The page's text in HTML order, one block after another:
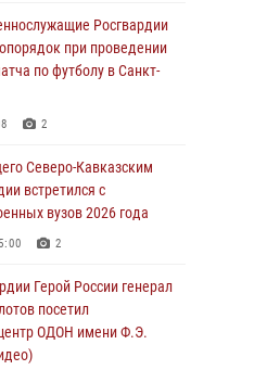
выставку вооружения
«Гвардеец» в Пензе
приняли участие в
второй годовщине
территорию области
4
наряд Росгвардии
угрожавшего
пистолетом
Росгвардии
при проведении
по футболу в Санкт-
2
Северо-Кавказским
встретился с
вузов 2026 года
2
Герой России генерал
посетил
ОДОН имени Ф.Э.